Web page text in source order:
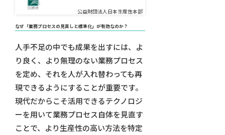
公益財団法人日本生産性本部
なぜ「業務プロセスの見直しと標準化」が有効なのか？
人手不足の中でも成果を出すには、よ
り良く、より無理のない業務プロセス
を定め、それを人が入れ替わっても再
現できるようにすることが重要です。
現代だからこそ活用できるテクノロジ
ーを用いて業務プロセス自体を見直す
ことで、より生産性の高い方法を特定